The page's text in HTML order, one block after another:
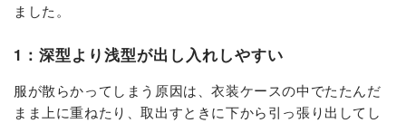
ました。
1：深型より浅型が出し入れしやすい
服が散らかってしまう原因は、衣装ケースの中でたたんだ
まま上に重ねたり、取出すときに下から引っ張り出してし